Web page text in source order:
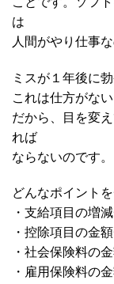
は
人間がやり仕事
ミスが１年後に
これは仕方がな
だから、目を変
れば
ならないのです。
どんなポイント
・支給項目の増
・控除項目の金
・社会保険料の
・雇用保険料の